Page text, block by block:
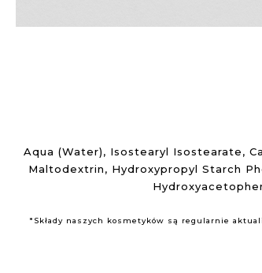
Aqua (Water), Isostearyl Isostearate,
Maltodextrin, Hydroxypropyl Starch
*Składy naszych kosmetyków są regularnie